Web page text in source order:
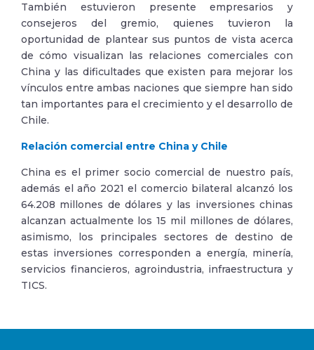
También estuvieron presente empresarios y
consejeros del gremio, quienes tuvieron la
oportunidad de plantear sus puntos de vista acerca
de cómo visualizan las relaciones comerciales con
China y las dificultades que existen para mejorar los
vínculos entre ambas naciones que siempre han sido
tan importantes para el crecimiento y el desarrollo de
Chile.
Relación comercial entre China y Chile
China es el primer socio comercial de nuestro país,
además el año 2021 el comercio bilateral alcanzó los
64.208 millones de dólares y las inversiones chinas
alcanzan actualmente los 15 mil millones de dólares,
asimismo, los principales sectores de destino de
estas inversiones corresponden a energía, minería,
servicios financieros, agroindustria, infraestructura y
TICS.